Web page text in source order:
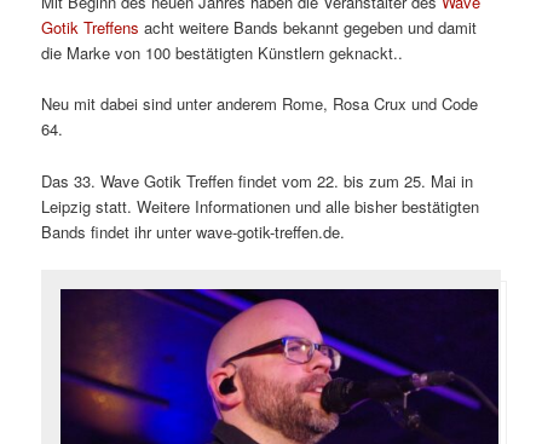
Gotik Treffens acht weitere Bands bekannt gegeben und damit
die Marke von 100 bestätigten Künstlern geknackt..
Neu mit dabei sind unter anderem Rome, Rosa Crux und Code
64.
Das 33. Wave Gotik Treffen findet vom 22. bis zum 25. Mai in
Leipzig statt. Weitere Informationen und alle bisher bestätigten
Bands findet ihr unter wave-gotik-treffen.de.